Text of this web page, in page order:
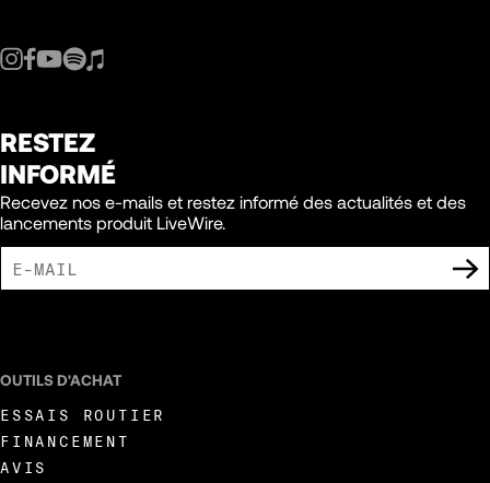
RESTEZ
INFORMÉ
Recevez nos e-mails et restez informé des actualités et des
lancements produit LiveWire.
OUTILS D'ACHAT
ESSAIS ROUTIER
FINANCEMENT
AVIS